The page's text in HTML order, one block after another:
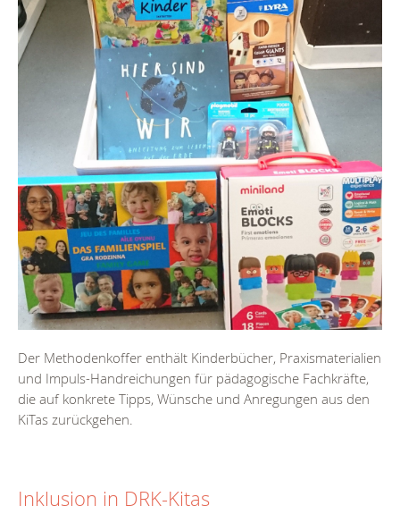
Der Methodenkoffer enthält Kinderbücher, Praxismaterialien
und Impuls-Handreichungen für pädagogische Fachkräfte,
die auf konkrete Tipps, Wünsche und Anregungen aus den
KiTas zurückgehen.
Inklusion in DRK-Kitas